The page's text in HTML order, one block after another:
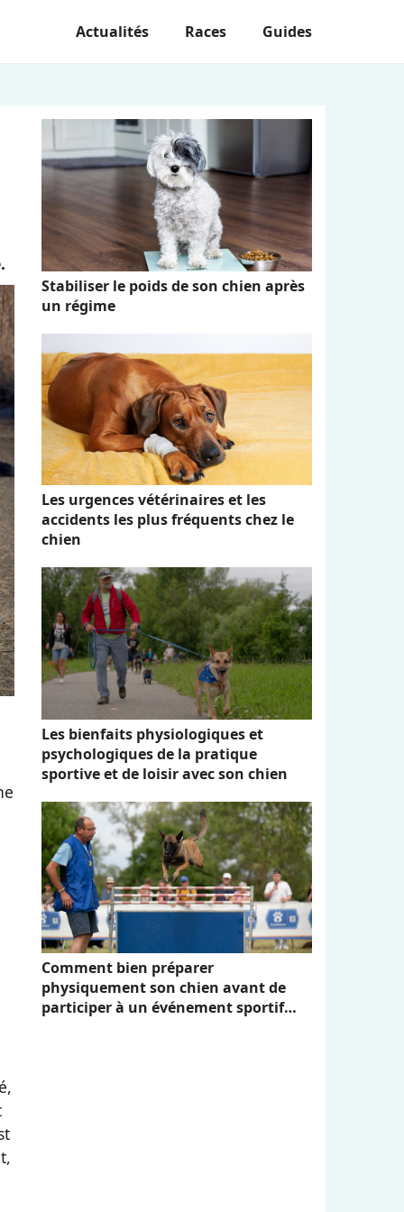
Actualités Races Guides
Stabiliser le poids de son chien après
un régime
Les urgences vétérinaires et les
accidents les plus fréquents chez le
chien
Les bienfaits physiologiques et
psychologiques de la pratique
sportive et de loisir avec son chien
Comment bien préparer
physiquement son chien avant de
participer à un événement sportif